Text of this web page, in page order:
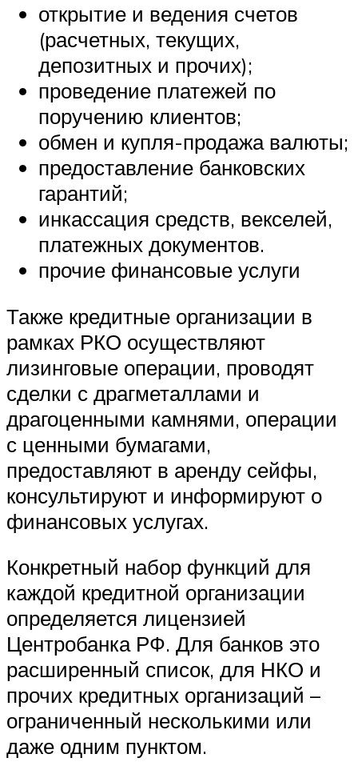
открытие и ведения счетов
(расчетных, текущих,
депозитных и прочих);
проведение платежей по
поручению клиентов;
обмен и купля-продажа валюты;
предоставление банковских
гарантий;
инкассация средств, векселей,
платежных документов.
прочие финансовые услуги
Также кредитные организации в
рамках РКО осуществляют
лизинговые операции, проводят
сделки с драгметаллами и
драгоценными камнями, операции
с ценными бумагами,
предоставляют в аренду сейфы,
консультируют и информируют о
финансовых услугах.
Конкретный набор функций для
каждой кредитной организации
определяется лицензией
Центробанка РФ. Для банков это
расширенный список, для НКО и
прочих кредитных организаций –
ограниченный несколькими или
даже одним пунктом.